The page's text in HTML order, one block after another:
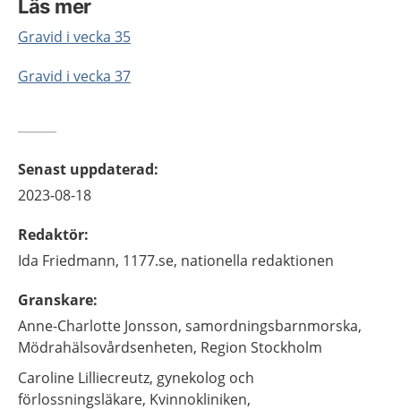
Läs mer
Gravid i vecka 35
Gravid i vecka 37
Senast uppdaterad:
2023-08-18
Redaktör:
Ida Friedmann, 1177.se, nationella redaktionen
Granskare:
Anne-Charlotte Jonsson, samordningsbarnmorska,
Mödrahälsovårdsenheten, Region Stockholm
Caroline Lilliecreutz, gynekolog och
förlossningsläkare, Kvinnokliniken,